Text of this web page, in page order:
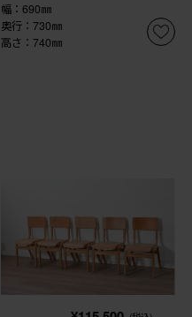
幅：690㎜
奥行：730㎜
高さ：740㎜